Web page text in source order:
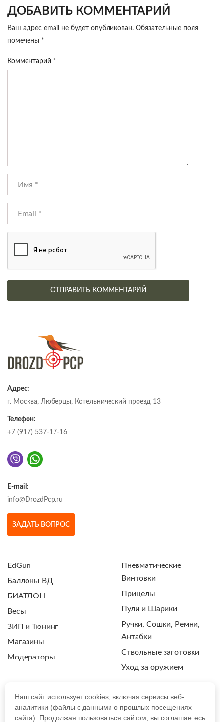
ДОБАВИТЬ КОММЕНТАРИЙ
Ваш адрес email не будет опубликован. Обязательные поля
помечены *
Комментарий *
Адрес:
г. Москва, Люберцы, Котельнический проезд 13
Телефон:
+7 (917) 537-17-16
E-mail:
info@DrozdPcp.ru
ЗАДАТЬ ВОПРОС
EdGun
Баллоны ВД
БИАТЛОН
Весы
ЗИП и Тюнинг
Магазины
Модераторы
Пневматические
Винтовки
Прицелы
Пули и Шарики
Ручки, Сошки, Ремни,
Антабки
Ствольные заготовки
Уход за оружием
ПОЛИТИКА КОНФИДЕНЦИАЛЬНОСТИ
Наш сайт использует cookies, включая сервисы веб-
аналитики (файлы с данными о прошлых посещениях
сайта). Продолжая пользоваться сайтом, вы соглашаетесь